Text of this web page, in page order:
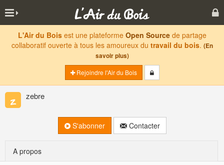
L'Air du Boisest une plateforme Open Sourcede partage
collaboratif ouverte à tous les amoureux du travail du bois. (En
savoir plus)
Rejoindre l'Air du Bois
zebre
S'abonner Contacter
A propos